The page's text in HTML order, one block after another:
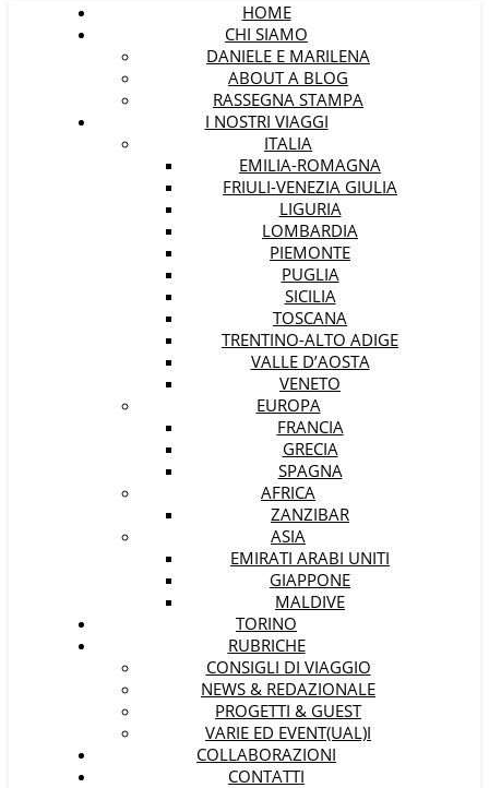
HOME
CHI SIAMO
DANIELE E MARILENA
ABOUT A BLOG
RASSEGNA STAMPA
I NOSTRI VIAGGI
ITALIA
EMILIA-ROMAGNA
FRIULI-VENEZIA GIULIA
LIGURIA
LOMBARDIA
PIEMONTE
PUGLIA
SICILIA
TOSCANA
TRENTINO-ALTO ADIGE
VALLE D’AOSTA
VENETO
EUROPA
FRANCIA
GRECIA
SPAGNA
AFRICA
ZANZIBAR
ASIA
EMIRATI ARABI UNITI
GIAPPONE
MALDIVE
TORINO
RUBRICHE
CONSIGLI DI VIAGGIO
NEWS & REDAZIONALE
PROGETTI & GUEST
VARIE ED EVENT(UAL)I
COLLABORAZIONI
CONTATTI